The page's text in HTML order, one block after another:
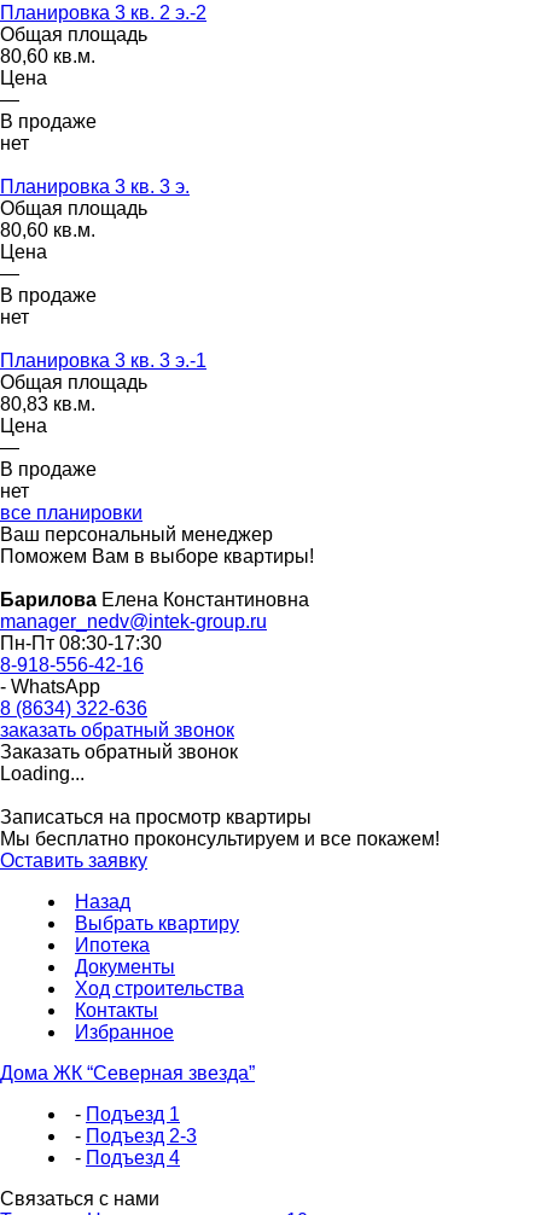
Планировка 3 кв. 2 э.-2
Общая площадь
80,60 кв.м.
Цена
—
В продаже
нет
Планировка 3 кв. 3 э.
Общая площадь
80,60 кв.м.
Цена
—
В продаже
нет
Планировка 3 кв. 3 э.-1
Общая площадь
80,83 кв.м.
Цена
—
В продаже
нет
все планировки
Ваш персональный менеджер
Поможем Вам в выборе квартиры!
Барилова Елена Константиновна
manager_nedv@intek-group.ru
Пн-Пт 08:30-17:30
8-918-556-42-16
- WhatsApp
8 (8634) 322-636
заказать обратный звонок
Заказать обратный звонок
Loading...
Записаться на просмотр квартиры
Мы бесплатно проконсультируем и все покажем!
Оставить заявку
Назад
Выбрать квартиру
Ипотека
Документы
Ход строительства
Контакты
Избранное
Дома ЖК “Северная звезда”
- Подъезд 1
- Подъезд 2-3
- Подъезд 4
Связаться с нами